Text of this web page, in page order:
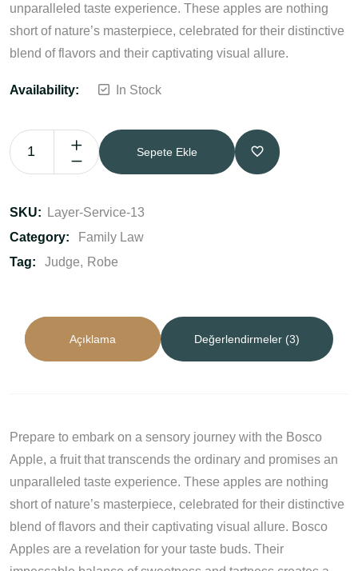
unparalleled taste experience. These apples are nothing
short of nature’s masterpiece, celebrated for their distinctive
blend of flavors and their captivating visual allure.
Availability: In Stock
Sepete Ekle
SKU:
Layer-Service-13
Category:
Family Law
Tag:
Judge Robe
Açıklama Değerlendirmeler (3)
Prepare to embark on a sensory journey with the Bosco
Apple, a fruit that transcends the ordinary and promises an
unparalleled taste experience. These apples are nothing
short of nature’s masterpiece, celebrated for their distinctive
blend of flavors and their captivating visual allure. Bosco
Apples are a revelation for your taste buds. Their